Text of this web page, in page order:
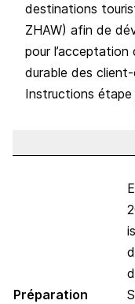
destinations
ZHAW) afin de
pour
durable des
Instructions
Préparation